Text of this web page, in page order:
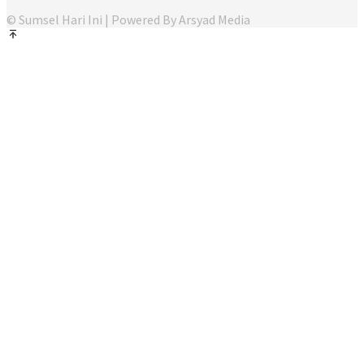
© Sumsel Hari Ini | Powered By Arsyad Media